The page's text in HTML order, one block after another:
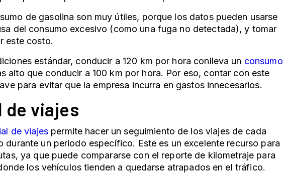
de gasolina son muy útiles, porque los datos pueden usarse
del consumo excesivo (como una fuga no detectada), y tomar
este costo.
estándar, conducir a 120 km por hora conlleva un consumo
alto que conducir a 100 km por hora. Por eso, contar con este
para evitar que la empresa incurra en gastos innecesarios.
de viajes
de viajes permite hacer un seguimiento de los viajes de cada
durante un periodo específico. Este es un excelente recurso para
ya que puede compararse con el reporte de kilometraje para
los vehículos tienden a quedarse atrapados en el tráfico.